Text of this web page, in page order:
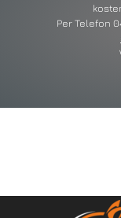
Per Telefon